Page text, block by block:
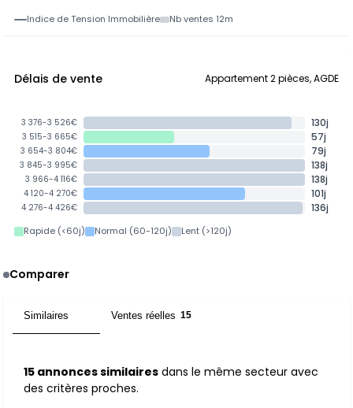
Indice de Tension Immobilière Nb ventes 12m
Délais de vente Appartement 2 pièces, AGDE
3 376-3 526€ 130j
3 515-3 665€ 57j
3 654-3 804€ 79j
3 845-3 995€ 138j
3 966-4 116€ 138j
4 120-4 270€ 101j
4 276-4 426€ 136j
Rapide (<60j) Normal (60-120j) Lent (>120j)
Comparer
Similaires Ventes réelles 15
15 annonces similaires dans le même secteur avec
des critères proches.